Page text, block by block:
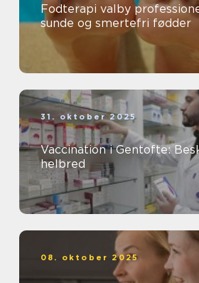
Fodterapi valby professionel hjælp til
sunde og smertefri fødder
31. oktober 2025
Vaccination i Gentofte:
helbred
08. oktober 2025